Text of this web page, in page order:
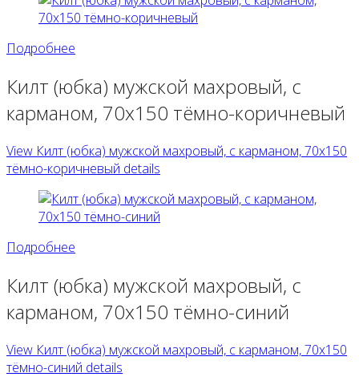
Подробнее
Килт (юбка) мужской махровый, с
карманом, 70х150 тёмно-коричневый
View Килт (юбка) мужской махровый, с карманом, 70х150
тёмно-коричневый details
Подробнее
Килт (юбка) мужской махровый, с
карманом, 70х150 тёмно-синий
View Килт (юбка) мужской махровый, с карманом, 70х150
тёмно-синий details